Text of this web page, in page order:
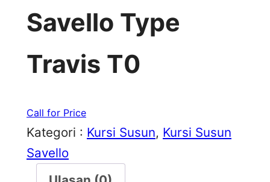
Savello Type
Travis T0
Call for Price
Kategori : Kursi Susun, Kursi Susun
Savello